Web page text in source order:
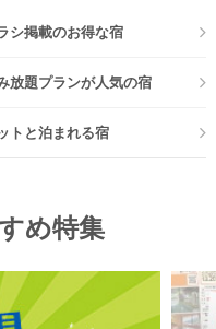
千葉県 旭九十九里温泉
18%
OFF
1名16,500円
13,400円～
シ掲載のお得な宿
放題プランが人気の宿
トと泊まれる宿
め特集